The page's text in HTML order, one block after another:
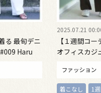
る 最旬デニ
Haru
2025.07.21
【１週間コ
オフィスカジ
ファッション
着こなし 1